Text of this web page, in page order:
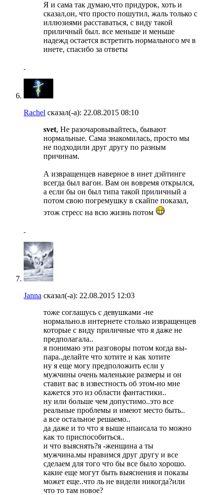
Я и сама так думаю,что придурок, хоть и
сказал,он, что просто пошутил, жаль только с
иллюзиями расставаться, с виду такой
приличный был. все меньше и меньше
надежд остается встретить нормального мч в
инете, спасибо за ответы
Rachel сказал(-а): 22.08.2015 08:10
svet, Не разочаровывайтесь, бывают
нормальные. Сама знакомилась, просто мы
не подходили друг другу по разным
причинам.
А извращенцев наверное в инет дэйтинге
всегда был вагон. Вам он вовремя открылся,
а если бы он был типа такой приличный а
потом свою погремушку в скайпе показал,
этож стресс на всю жизнь потом
Janna сказал(-а): 22.08.2015 12:03
тоже соглашусь с девушками -не
нормально.в интернете столько извращенцев
которые с виду приличные что я даже не
предполагала..
я понимаю эти разговоры потом когда вы-
пара..делайте что хотите и как хотите
ну я еще могу предположить если у
мужчины очень маленькие размеры и он
ставит вас в известность об этом-но мне
кажется это из области фантастики..
ну или больше чем допустимо..это все
реальные проблемы и имеют место быть..
а все остальное решаемо..
да даже и то что я выше нпаисала то можно
как то приспособиться..
и что выяснять?я -женщина а ты
мужчина.мы нравимся друг другу и все
сделаем для того что бы все было хорошо.
какие еще могут быть выяснения и показы
может еще..что ль не видели никогда?или
что то там новое?